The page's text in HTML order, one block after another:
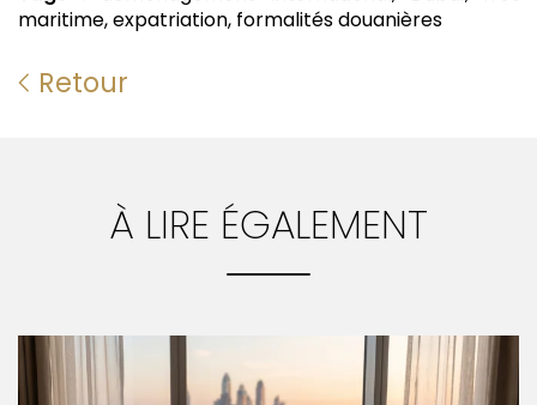
maritime, expatriation, formalités douanières
Retour
À LIRE ÉGALEMENT